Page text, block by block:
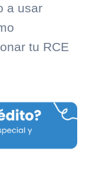
a usar
tu RCE